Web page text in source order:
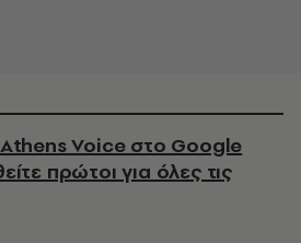
Voice στο Google
πρώτοι για όλες τις